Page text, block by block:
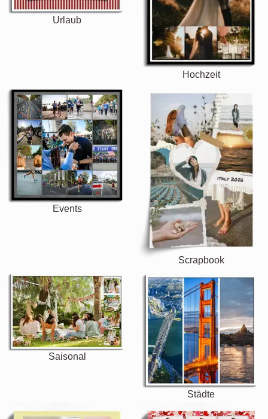
Urlaub
Hochzeit
Events
Scrapbook
Saisonal
Städte